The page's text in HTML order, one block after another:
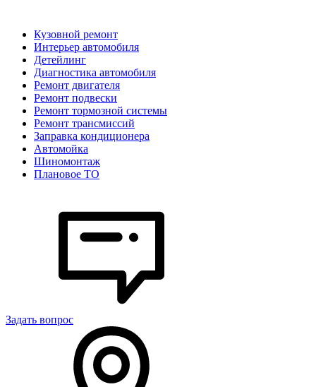
Кузовной ремонт
Интерьер автомобиля
Детейлинг
Диагностика автомобиля
Ремонт двигателя
Ремонт подвески
Ремонт тормозной системы
Ремонт трансмиссий
Заправка кондиционера
Автомойка
Шиномонтаж
Плановое ТО
Задать вопрос